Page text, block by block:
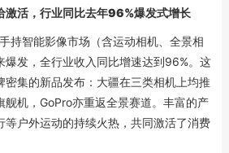
激活，行业同比去年96%爆发式增长
持智能影像市场（含运动相机、全景相
爆发，全行业收入同比增速达到96%。这
密集的新品发布：大疆在三类相机上均推
舰机，GoPro亦重返全景赛道。丰富的产
等户外运动的持续火热，共同激活了消费